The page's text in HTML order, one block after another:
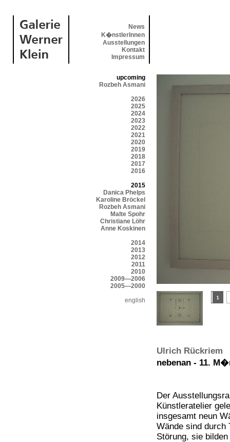
News
K�nstlerInnen
Ausstellungen
Kontakt
Impressum
upcoming
Rozbeh Asmani
2026
2025
2024
2023
2022
2021
2020
2019
2018
2017
2016
2015
Danica Phelps
Karoline Bröckel
Rozbeh Asmani
Malte Spohr
Christiane Löhr
Anne Koskinen
2014
2013
2012
2011
2010
2009—2006
2005—2000
english
Ulrich Rückriem
nebenan - 11.
Der
Künstleratelier
insgesamt neun
Wände sind durch
Störung, sie